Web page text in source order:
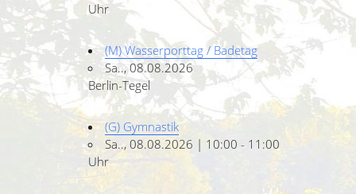
Uhr
(M) Wasserporttag / Badetag
Sa.., 08.08.2026
Berlin-Tegel
(G) Gymnastik
Sa.., 08.08.2026 | 10:00 - 11:00
Uhr